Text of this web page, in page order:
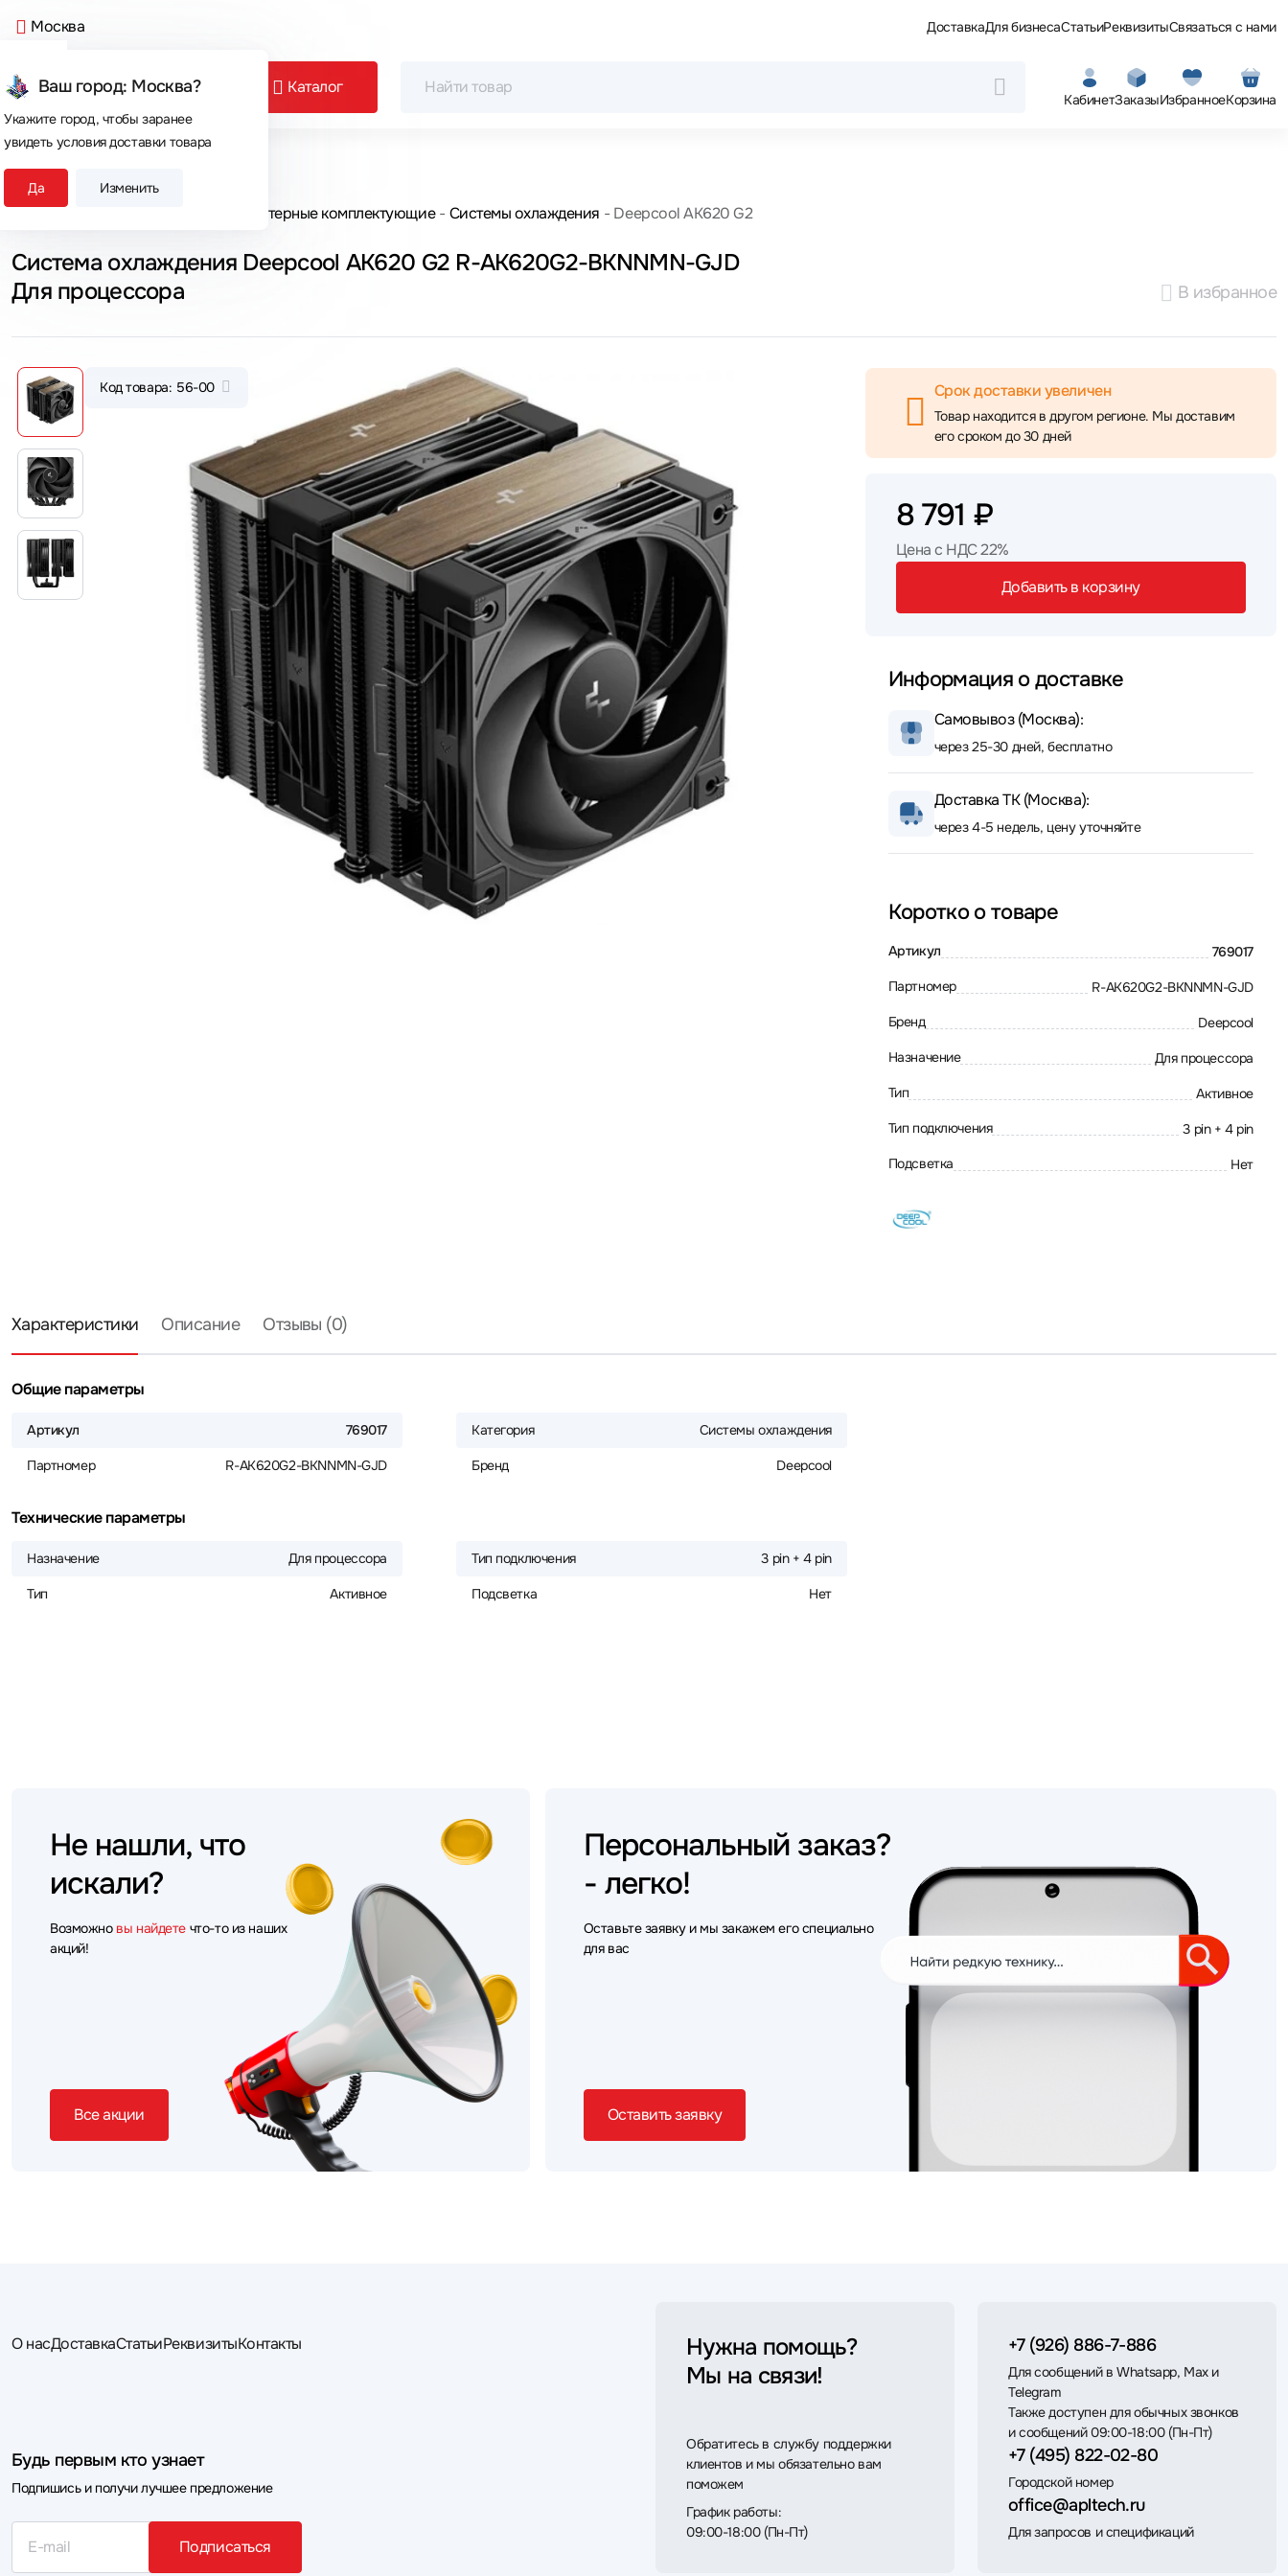
Москва
Ваш город: Москва?
Укажите город, чтобы заранее
увидеть условия доставки товара
Да Изменить
ДоставкаДля бизнесаСтатьиРеквизитыСвязаться с нами
Каталог
КабинетЗаказыИзбранноеКорзина
Сегодня покупают
Главная Компьютерные комплектующие Системы охлаждения Deepcool AK620 G2
Система охлаждения Deepcool AK620 G2 R-AK620G2-BKNNMN-GJD
Для процессора
В избранное
Код товара: 56-00 Срок доставки увеличен
Товар находится в другом регионе. Мы доставим
его сроком до 30 дней
8 791 ₽
Цена с НДС 22%
Добавить в корзину
Информация о доставке
Самовывоз (Москва):
через 25-30 дней, бесплатно
Доставка ТК (Москва):
через 4-5 недель, цену уточняйте
Коротко о товаре
Артикул 769017
Партномер R-AK620G2-BKNNMN-GJD
Бренд Deepcool
Назначение Для процессора
Тип Активное
Тип подключения 3 pin + 4 pin
Подсветка Нет
Характеристики Описание Отзывы (0)
Общие параметры
Артикул 769017
Партномер R-AK620G2-BKNNMN-GJD
Категория Системы охлаждения
Бренд Deepcool
Технические параметры
Назначение Для процессора
Тип Активное
Тип подключения 3 pin + 4 pin
Подсветка Нет
Не нашли, что
искали?
Возможно вы найдете что-то из наших
акций!
Все акции
Персональный заказ?
- легко!
Оставьте заявку и мы закажем его специально
для вас
Оставить заявку
О насДоставкаСтатьиРеквизитыКонтакты
Будь первым кто узнает
Подпишись и получи лучшее предложение
Подписаться
Нужна помощь?
Мы на связи!
Обратитесь в службу поддержки
клиентов и мы обязательно вам
поможем
График работы:
09:00-18:00 (Пн-Пт)
+7 (926) 886-7-886
Для сообщений в Whatsapp, Max и
Telegram
Также доступен для обычных звонков
и сообщений 09:00-18:00 (Пн-Пт)
+7 (495) 822-02-80
Городской номер
office@apltech.ru
Для запросов и спецификаций